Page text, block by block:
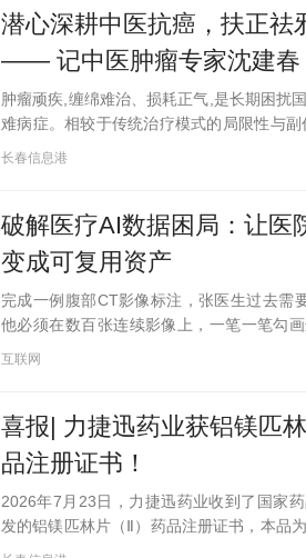
潜心深耕中医抗癌，扶正祛
—— 记中医肿瘤专家沈建春
肿瘤顽疾,缠绵难治、损耗正气,是长期困扰
难病症。相较于传统治疗模式的局限性与
整体调理、标本兼顾、扶正祛邪、温和固本
长春信息港
破解医疗AI数据困局：让医
变成可复用资产
完成一例腹部CT影像标注，张医生过去需
他必须在数百张连续影像上，一笔一笔勾
识别肌肉组织。如今，使用东软飞标医学影
互联网
喜报| 力捷迅药业获铝镁匹
品注册证书！
2026年7月23日，力捷迅药业收到了国家
发的铝镁匹林片（Ⅱ）药品注册证书，本品
含阿司匹林81 mg，重质碳酸镁 22 mg，